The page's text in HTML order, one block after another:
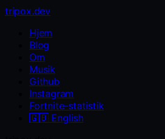
tripox.dev
Hjem
Blog
Om
Musik
Github
Instagram
Fortnite-statistik
🇬🇧 English